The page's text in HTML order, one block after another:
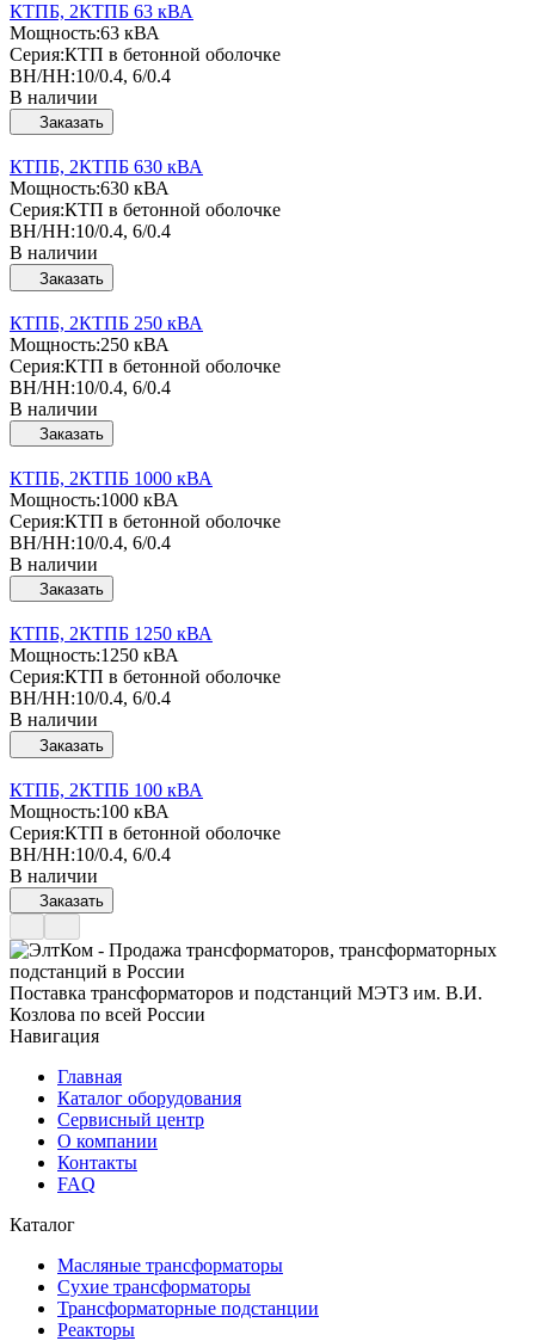
КТПБ, 2КТПБ 63 кВА
Мощность:63 кВА
Серия:КТП в бетонной оболочке
ВН/НН:10/0.4, 6/0.4
В наличии
Заказать
КТПБ, 2КТПБ 630 кВА
Мощность:630 кВА
Серия:КТП в бетонной оболочке
ВН/НН:10/0.4, 6/0.4
В наличии
Заказать
КТПБ, 2КТПБ 250 кВА
Мощность:250 кВА
Серия:КТП в бетонной оболочке
ВН/НН:10/0.4, 6/0.4
В наличии
Заказать
КТПБ, 2КТПБ 1000 кВА
Мощность:1000 кВА
Серия:КТП в бетонной оболочке
ВН/НН:10/0.4, 6/0.4
В наличии
Заказать
КТПБ, 2КТПБ 1250 кВА
Мощность:1250 кВА
Серия:КТП в бетонной оболочке
ВН/НН:10/0.4, 6/0.4
В наличии
Заказать
КТПБ, 2КТПБ 100 кВА
Мощность:100 кВА
Серия:КТП в бетонной оболочке
ВН/НН:10/0.4, 6/0.4
В наличии
Заказать
Поставка трансформаторов и подстанций МЭТЗ им. В.И.
Козлова по всей России
Навигация
Главная
Каталог оборудования
Сервисный центр
О компании
Контакты
FAQ
Каталог
Масляные трансформаторы
Сухие трансформаторы
Трансформаторные подстанции
Реакторы